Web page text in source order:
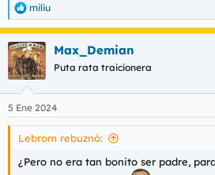
R
e
a
c
c
i
e
s
miliu
Max_Demian
Puta rata traicionera
5 Ene 2024
Lebrom rebuznó:
¿Pero no era tan bonito ser padre,